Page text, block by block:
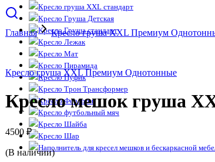
Кресло груша XXL стандарт
Кресло Груша Детская
Кресло Груша стандарт
Кресло Лежак
Кресло Мат
Кресло Пирамида
Кресло Пуфик
Кресло Трон Трансформер
Кресло Ферарри
Кресло футбольный мяч
Кресло Шайба
Кресло Шар
Наполнитель для кресел мешков и бескаркасной
Главная Кресло груша XXL Премиум
Кресло груша XXL Премиум Однотонные
Кресло мешок груша
4500 ₽
(В наличии)